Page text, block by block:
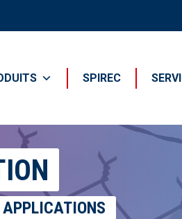
SPIREC
APPLICATIONS